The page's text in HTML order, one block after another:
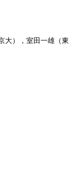
），室田一雄（東